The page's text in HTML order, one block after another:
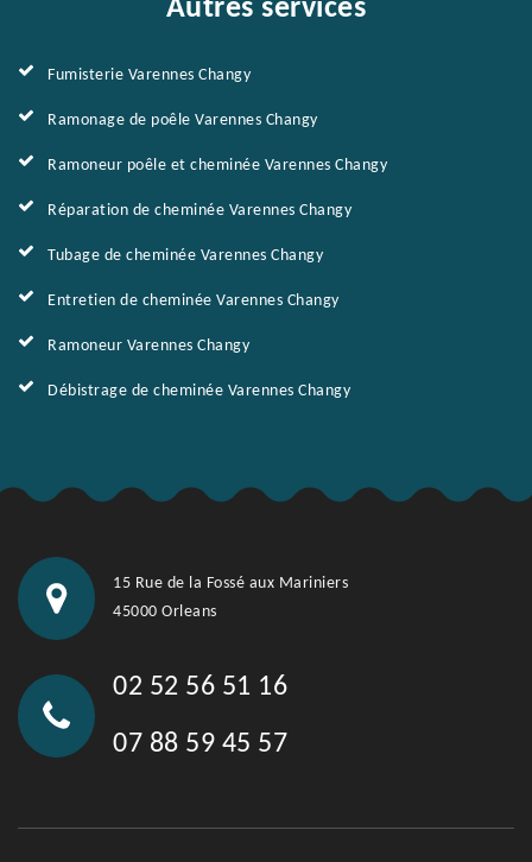
Autres services
Fumisterie Varennes Changy
Ramonage de poêle Varennes Changy
Ramoneur poêle et cheminée Varennes Changy
Réparation de cheminée Varennes Changy
Tubage de cheminée Varennes Changy
Entretien de cheminée Varennes Changy
Ramoneur Varennes Changy
Débistrage de cheminée Varennes Changy
15 Rue de la Fossé aux Mariniers
45000 Orleans
02 52 56 51 16
07 88 59 45 57